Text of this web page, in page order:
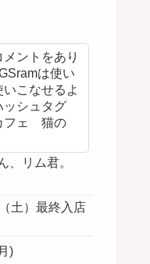
ントをあり
は使い
こなせるよ
ッシュタグ
フェ 猫の
、リム君。
土）最終入店
)